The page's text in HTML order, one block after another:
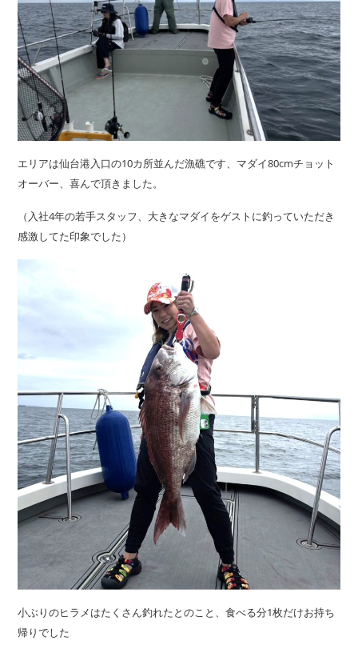
エリアは仙台港入口の10カ所並んだ漁礁です、マダイ80cmチョット
オーバー、喜んで頂きました。
（入社4年の若手スタッフ、大きなマダイをゲストに釣っていただき
感激してた印象でした）
小ぶりのヒラメはたくさん釣れたとのこと、食べる分1枚だけお持ち
帰りでした